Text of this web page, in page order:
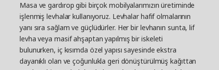
Masa ve gardırop gibi birçok mobilyalarımızın üretiminde
işlenmiş levhalar kullanıyoruz. Levhalar hafif olmalarının
yanı sıra sağlam ve güçlüdürler. Her bir levhanın sunta, lif
levha veya masif ahşaptan yapılmış bir iskeleti
bulunurken, iç kısımda özel yapısı sayesinde ekstra
dayanıklı olan ve çoğunlukla geri dönüştürülmüş kağıttan